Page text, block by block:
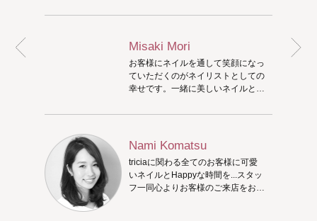
Misaki Mori
お客様にネイルを通して笑顔になっ
ていただくのがネイリストとしての
幸せです。一緒に美しいネイルとハ
Nami Komatsu
triciaに関わる全てのお客様に可愛
いネイルとHappyな時間を...スタッ
フ一同心よりお客様のご来店をお待